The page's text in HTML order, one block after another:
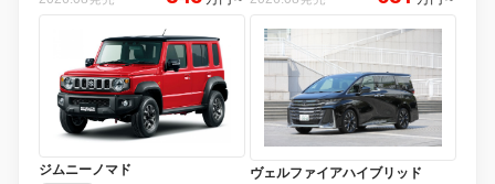
ジムニーノマド ヴェルファイアハイブリッド